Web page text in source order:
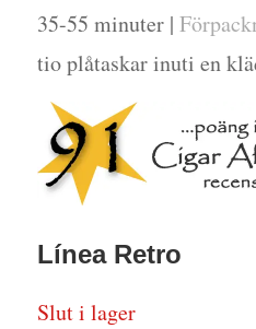
35-55 minuter |
tio plåtaskar inuti en
Línea Retro
Slut i lager